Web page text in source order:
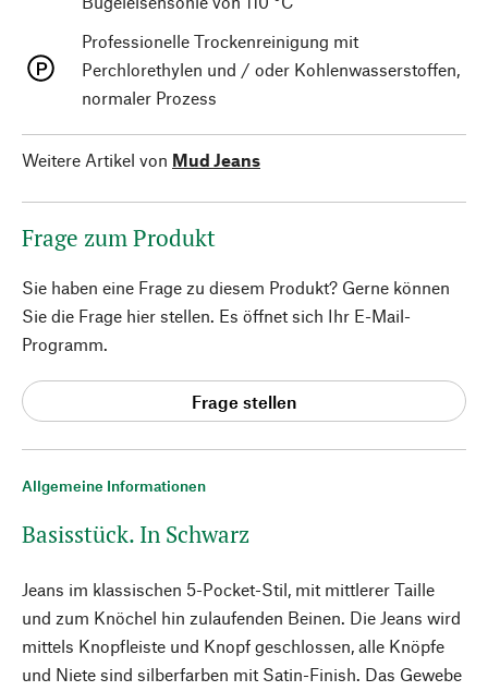
Allgemeine Informationen
Basisstück. In Schwarz
Jeans im klassischen 5-Pocket-Stil, mit mittlerer Taille
und zum Knöchel hin zulaufenden Beinen. Die Jeans wird
mittels Knopfleiste und Knopf geschlossen, alle Knöpfe
und Niete sind silberfarben mit Satin-Finish. Das Gewebe
Professionelle Trockenreinigung mit
Perchlorethylen und / oder Kohlenwasserstoffen,
normaler Prozess
Weitere Artikel von Mud Jeans
Frage zum Produkt
Sie haben eine Frage zu diesem Produkt? Gerne können
Sie die Frage hier stellen. Es öffnet sich Ihr E-Mail-
Programm.
Frage stellen